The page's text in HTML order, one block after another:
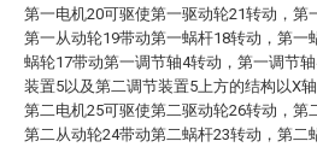
第一电机20可驱使第一驱动轮21转动，第
第一从动轮19带动第一蜗杆18转动，第一
蜗轮17带动第一调节轴4转动，第一调节
装置5以及第二调节装置5上方的结构以X
第二电机25可驱使第二驱动轮26转动，第
第二从动轮24带动第二蜗杆23转动，第二